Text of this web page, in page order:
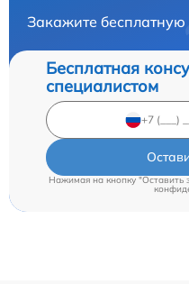
Закажите
Бесплатная
специалистом
Нажимая на кнопку "Оставить